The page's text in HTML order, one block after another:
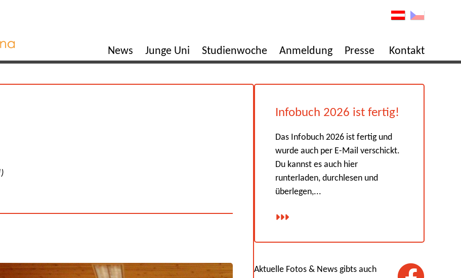
News Junge Uni Studienwoche Anmeldung Presse Kontakt
Infobuch 2026 ist fertig!
Das Infobuch 2026 ist fertig und
wurde auch per E-Mail verschickt.
Du kannst es auch hier
runterladen, durchlesen und
überlegen,...
Aktuelle Fotos & News gibts auch